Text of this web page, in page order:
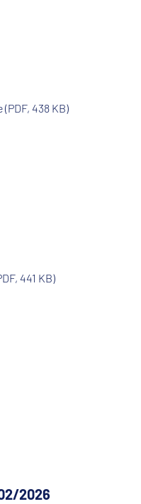
438 KB)
441 KB)
2026